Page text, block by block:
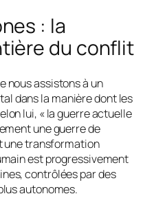
: la
du conflit
nous assistons à un
dans la manière dont les
lui, « la guerre actuelle
une guerre de
une transformation
est progressivement
contrôlées par des
autonomes.